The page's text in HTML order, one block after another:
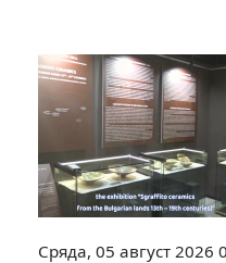
Сряда, 05 август 2026